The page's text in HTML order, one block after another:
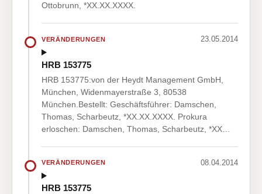
Ottobrunn, *XX.XX.XXXX.
VERÄNDERUNGEN 23.05.2014
HRB 153775
HRB 153775:von der Heydt Management GmbH,
München, Widenmayerstraße 3, 80538
München.Bestellt: Geschäftsführer: Damschen,
Thomas, Scharbeutz, *XX.XX.XXXX. Prokura
erloschen: Damschen, Thomas, Scharbeutz, *XX…
VERÄNDERUNGEN 08.04.2014
HRB 153775